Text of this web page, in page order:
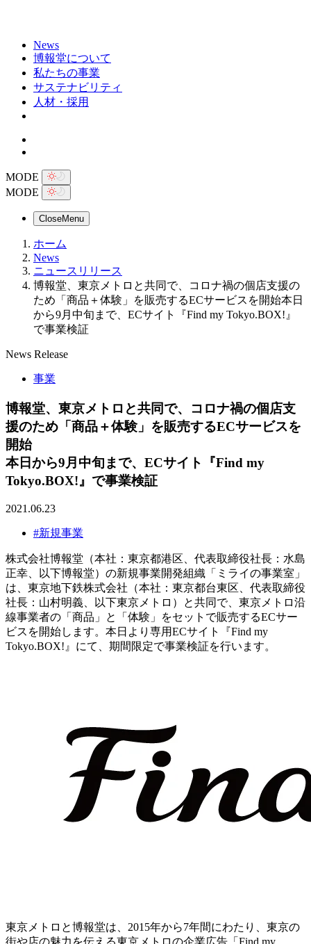
News
博報堂について
私たちの事業
サステナビリティ
人材・採用
MODE
MODE
CloseMenu
ホーム
News
ニュースリリース
博報堂、東京メトロと共同で、コロナ禍の個店支援の
ため「商品＋体験」を販売するECサービスを開始本日
から9月中旬まで、ECサイト『Find my Tokyo.BOX!』
で事業検証
News Release
事業
博報堂、東京メトロと共同で、コロナ禍の個店支
援のため「商品＋体験」を販売するECサービスを
開始
本日から9月中旬まで、ECサイト『Find my
Tokyo.BOX!』で事業検証
2021.06.23
#新規事業
株式会社博報堂（本社：東京都港区、代表取締役社長：水島
正幸、以下博報堂）の新規事業開発組織「ミライの事業室」
は、東京地下鉄株式会社（本社：東京都台東区、代表取締役
社長：山村明義、以下東京メトロ）と共同で、東京メトロ沿
線事業者の「商品」と「体験」をセットで販売するECサー
ビスを開始します。本日より専用ECサイト『Find my
Tokyo.BOX!』にて、期間限定で事業検証を行います。
東京メトロと博報堂は、2015年から7年間にわたり、東京の